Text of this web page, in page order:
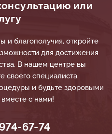
или
и благополучия, откройте
для достижения
В нашем центре вы
своего специалиста.
и будьте здоровыми
с нами!
67-74